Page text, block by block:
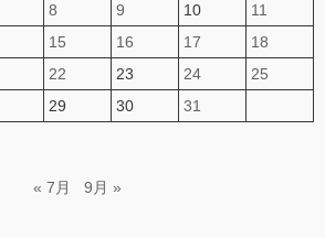
8 9 10
11
15 16 17
18
22 23 24
25
29 30 31
« 7月
9月 »